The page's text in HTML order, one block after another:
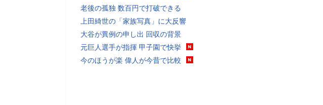
老後の孤独 数百円で打破できる
上田綺世の「家族写真」に大反響
大谷が異例の申し出 回収の背景
元巨人選手が指揮 甲子園で快挙
今のほうが楽 偉人が今昔で比較